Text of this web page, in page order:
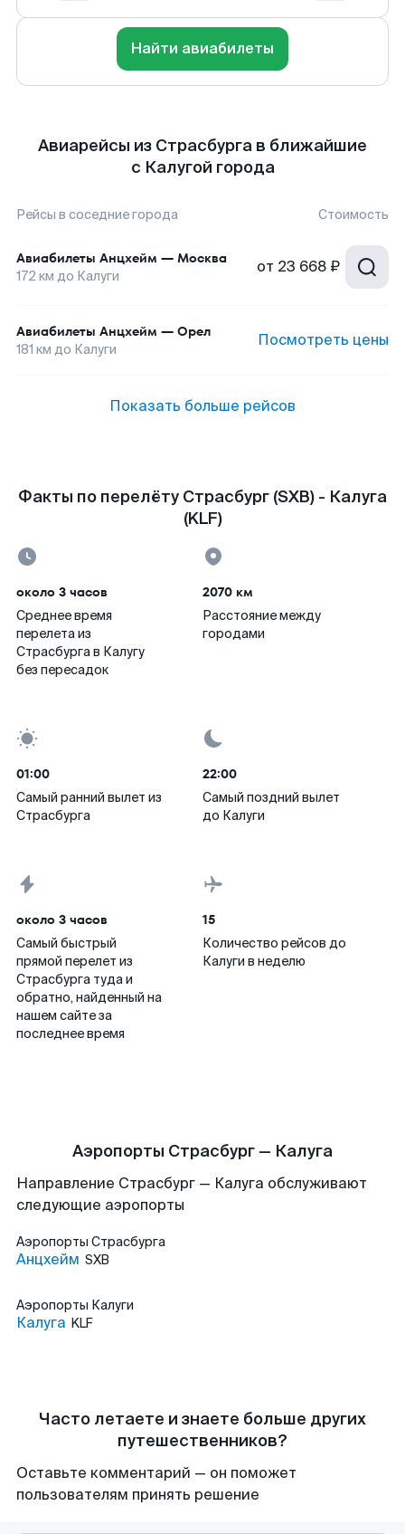
Найти авиабилеты
Авиарейсы из Страсбурга в ближайшие
с Калугой города
Рейсы в соседние города Стоимость
Авиабилеты Анцхейм — Москва
172 км до Калуги от 23 668 ₽
Авиабилеты Анцхейм — Орел
181 км до Калуги Посмотреть цены
Показать больше рейсов
Факты по перелёту Страсбург (SXB) - Калуга
(KLF)
около 3 часов
Среднее время
перелета из
Страсбурга в Калугу
без пересадок
2070 км
Расстояние между
городами
01:00
Самый ранний вылет из
Страсбурга
22:00
Самый поздний вылет
до Калуги
около 3 часов
Самый быстрый
прямой перелет из
Страсбурга туда и
обратно, найденный на
нашем сайте за
последнее время
15
Количество рейсов до
Калуги в неделю
Аэропорты Страсбург — Калуга
Направление Страсбург — Калуга обслуживают
следующие аэропорты
Аэропорты Страсбурга
Анцхейм SXB
Аэропорты Калуги
Калуга KLF
Часто летаете и знаете больше других
путешественников?
Оставьте комментарий — он поможет
пользователям принять решение